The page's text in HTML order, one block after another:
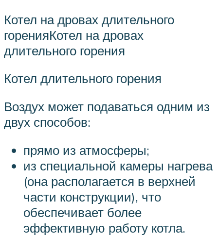
Котел на дровах длительного
горенияКотел на дровах
длительного горения
Котел длительного горения
Воздух может подаваться одним из
двух способов:
прямо из атмосферы;
из специальной камеры нагрева
(она располагается в верхней
части конструкции), что
обеспечивает более
эффективную работу котла.